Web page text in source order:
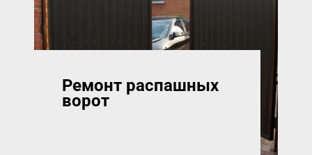
Ремонт распашных
ворот